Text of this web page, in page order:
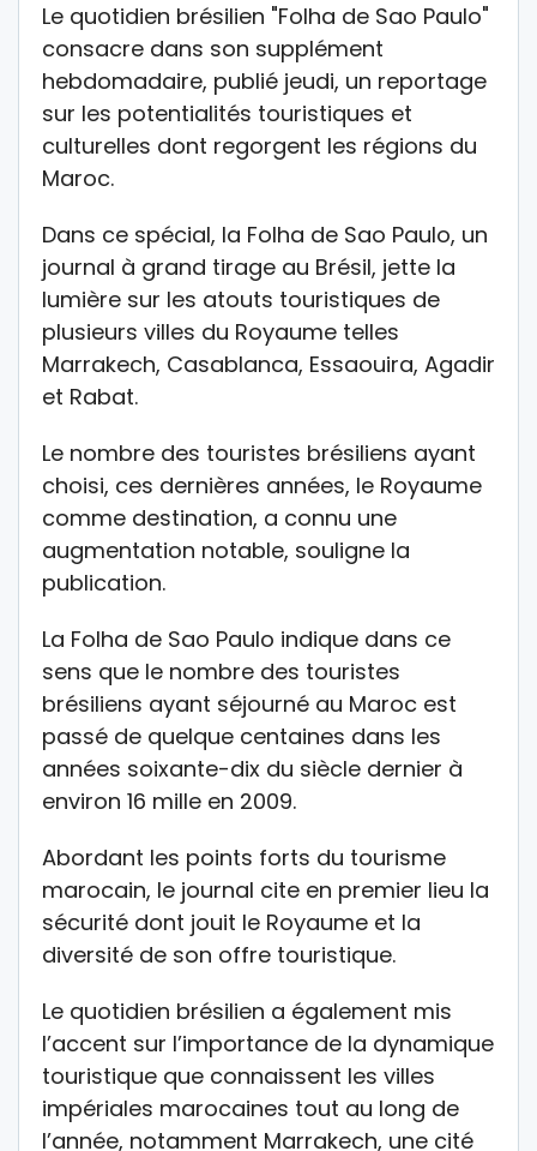
Le quotidien brésilien "Folha de Sao Paulo"
consacre dans son supplément
hebdomadaire, publié jeudi, un reportage
sur les potentialités touristiques et
culturelles dont regorgent les régions du
Maroc.
Dans ce spécial, la Folha de Sao Paulo, un
journal à grand tirage au Brésil, jette la
lumière sur les atouts touristiques de
plusieurs villes du Royaume telles
Marrakech, Casablanca, Essaouira, Agadir
et Rabat.
Le nombre des touristes brésiliens ayant
choisi, ces dernières années, le Royaume
comme destination, a connu une
augmentation notable, souligne la
publication.
La Folha de Sao Paulo indique dans ce
sens que le nombre des touristes
brésiliens ayant séjourné au Maroc est
passé de quelque centaines dans les
années soixante-dix du siècle dernier à
environ 16 mille en 2009.
Abordant les points forts du tourisme
marocain, le journal cite en premier lieu la
sécurité dont jouit le Royaume et la
diversité de son offre touristique.
Le quotidien brésilien a également mis
l’accent sur l’importance de la dynamique
touristique que connaissent les villes
impériales marocaines tout au long de
l’année, notamment Marrakech, une cité